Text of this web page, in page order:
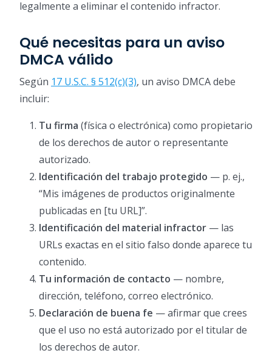
legalmente a eliminar el contenido infractor.
Qué necesitas para un aviso
DMCA válido
Según 17 U.S.C. § 512(c)(3), un aviso DMCA debe
incluir:
Tu firma (física o electrónica) como propietario
de los derechos de autor o representante
autorizado.
Identificación del trabajo protegido — p. ej.,
“Mis imágenes de productos originalmente
publicadas en [tu URL]”.
Identificación del material infractor — las
URLs exactas en el sitio falso donde aparece tu
contenido.
Tu información de contacto — nombre,
dirección, teléfono, correo electrónico.
Declaración de buena fe — afirmar que crees
que el uso no está autorizado por el titular de
los derechos de autor.